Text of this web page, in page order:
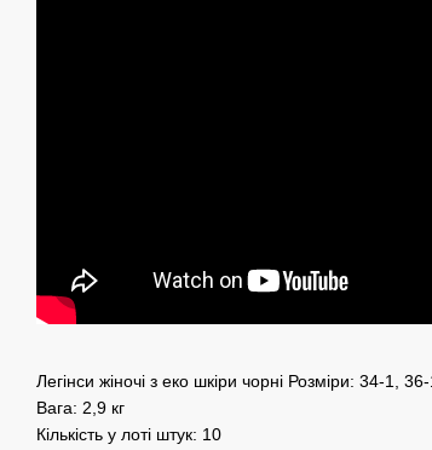
Легінси жіночі з еко шкіри чорні Розміри: 34-1,
Вага: 2,9 кг
Кількість у лоті штук: 10